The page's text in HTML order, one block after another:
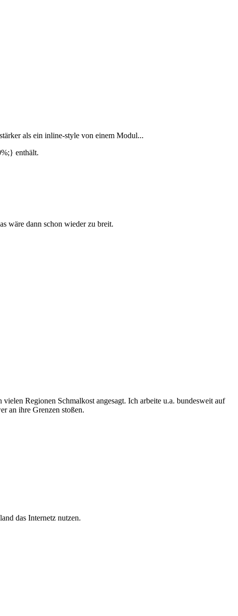
als ein inline-style von einem Modul...
enthält.
wäre dann schon wieder zu breit.
Regionen Schmalkost angesagt. Ich arbeite u.a. bundesweit auf
an ihre Grenzen stoßen.
das Internetz nutzen.